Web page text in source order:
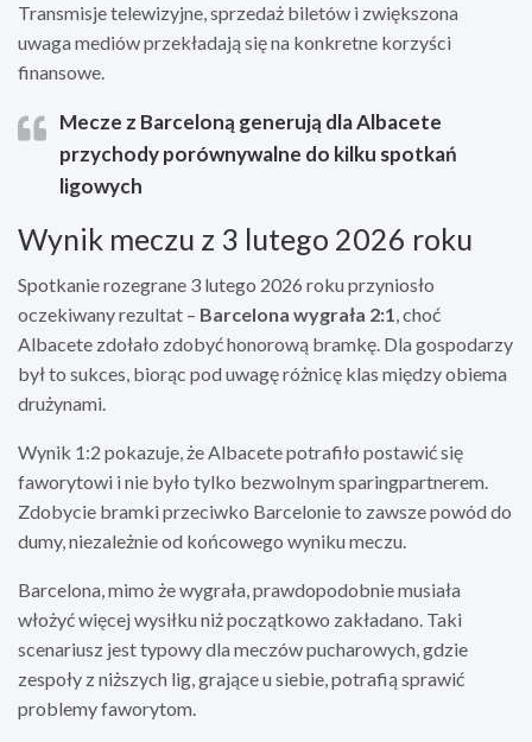
Transmisje telewizyjne, sprzedaż biletów i zwiększona
uwaga mediów przekładają się na konkretne korzyści
finansowe.
Mecze z Barceloną generują dla Albacete
przychody porównywalne do kilku spotkań
ligowych
Wynik meczu z 3 lutego 2026 roku
Spotkanie rozegrane 3 lutego 2026 roku przyniosło
oczekiwany rezultat – Barcelona wygrała 2:1, choć
Albacete zdołało zdobyć honorową bramkę. Dla gospodarzy
był to sukces, biorąc pod uwagę różnicę klas między obiema
drużynami.
Wynik 1:2 pokazuje, że Albacete potrafiło postawić się
faworytowi i nie było tylko bezwolnym sparingpartnerem.
Zdobycie bramki przeciwko Barcelonie to zawsze powód do
dumy, niezależnie od końcowego wyniku meczu.
Barcelona, mimo że wygrała, prawdopodobnie musiała
włożyć więcej wysiłku niż początkowo zakładano. Taki
scenariusz jest typowy dla meczów pucharowych, gdzie
zespoły z niższych lig, grające u siebie, potrafią sprawić
problemy faworytom.